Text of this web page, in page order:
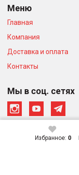
Избранное: 0
Меню
Главная
Компания
Доставка и оплата
Контакты
Мы в соц. сетях